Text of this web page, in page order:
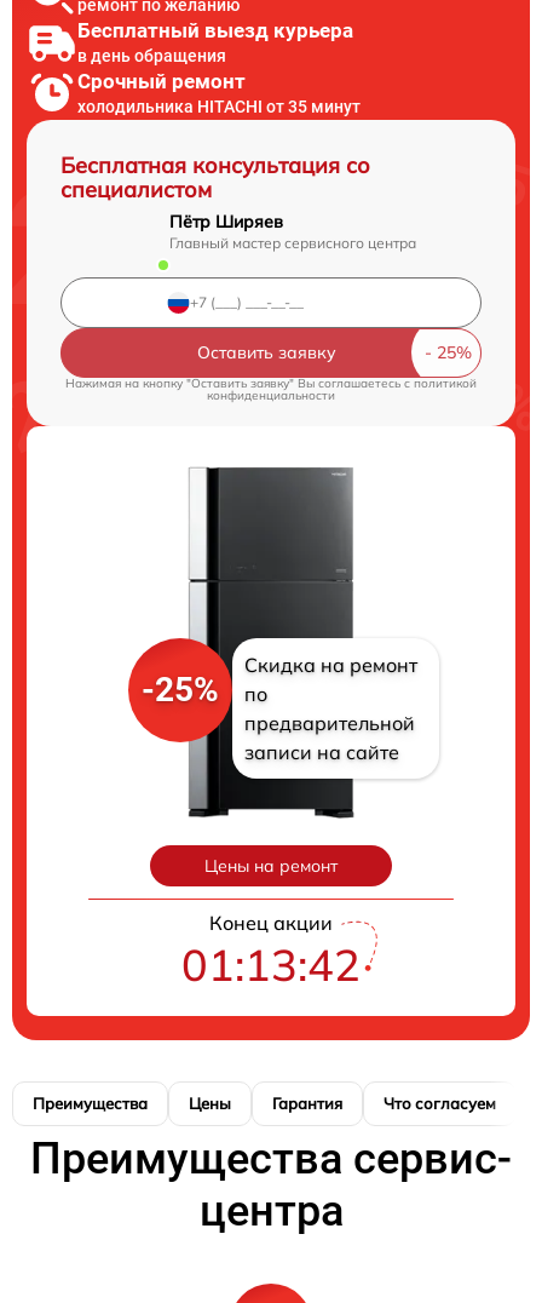
ремонт по желанию
Бесплатный выезд курьера
в день обращения
Срочный ремонт
холодильника HITACHI от 35 минут
Бесплатная консультация со
специалистом
Пётр Ширяев
Главный мастер сервисного центра
Оставить заявку
Нажимая на кнопку "Оставить заявку" Вы соглашаетесь cполитикой
конфиденциальности
-25%
Скидка на ремонт
по
предварительной
записи на сайте
Цены на ремонт
Конец акции
01:13:40
Преимущества Цены Гарантия Что согласуем
Преимущества сервис-
центра